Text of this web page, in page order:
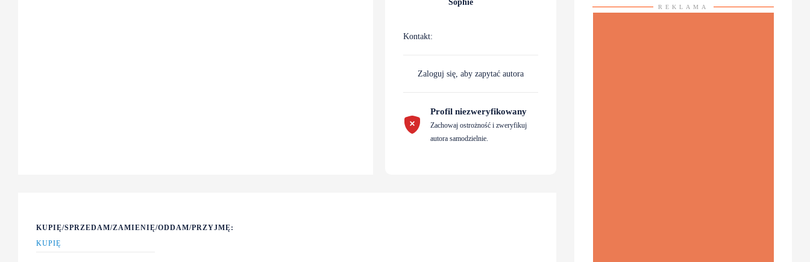
Sophie
Kontakt:
Zaloguj się, aby zapytać autora
Profil niezweryfikowany
Zachowaj ostrożność i zweryfikuj
autora samodzielnie.
KUPIĘ/SPRZEDAM/ZAMIENIĘ/ODDAM/PRZYJMĘ:
KUPIĘ
REKLAMA